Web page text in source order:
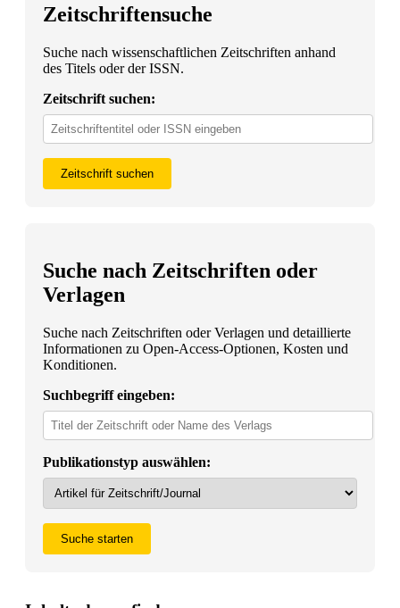
Zeitschriftensuche
Suche nach wissenschaftlichen Zeitschriften anhand
des Titels oder der ISSN.
Zeitschrift suchen:
Zeitschrift suchen
Suche nach Zeitschriften oder
Verlagen
Suche nach Zeitschriften oder Verlagen und detaillierte
Informationen zu Open-Access-Optionen, Kosten und
Konditionen.
Suchbegriff eingeben:
Publikationstyp auswählen:
Suche starten